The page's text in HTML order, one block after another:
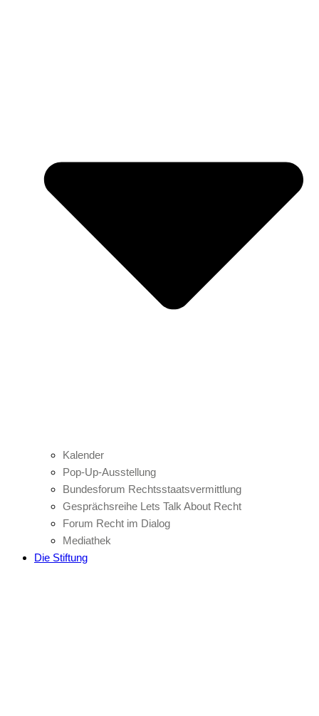
Kalender
Pop-Up-Ausstellung
Bundesforum Rechtsstaatsvermittlung
Gesprächsreihe Lets Talk About Recht
Forum Recht im Dialog
Mediathek
Die Stiftung